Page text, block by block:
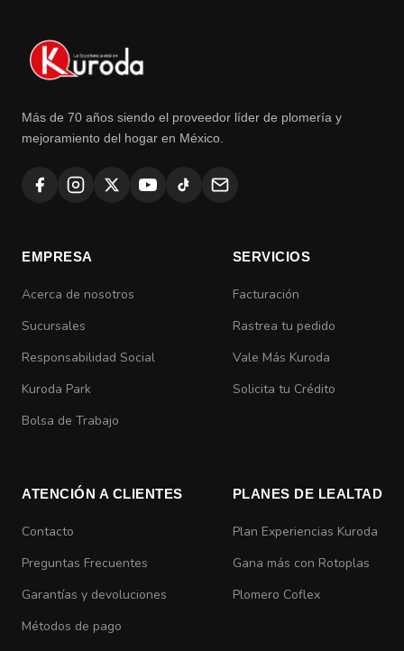
Más de 70 años siendo el proveedor líder de plomería y
mejoramiento del hogar en México.
EMPRESA
Acerca de nosotros
Sucursales
Responsabilidad Social
Kuroda Park
Bolsa de Trabajo
SERVICIOS
Facturación
Rastrea tu pedido
Vale Más Kuroda
Solicita tu Crédito
ATENCIÓN A CLIENTES
Contacto
Preguntas Frecuentes
Garantías y devoluciones
Métodos de pago
PLANES DE LEALTAD
Plan Experiencias Kuroda
Gana más con Rotoplas
Plomero Coflex